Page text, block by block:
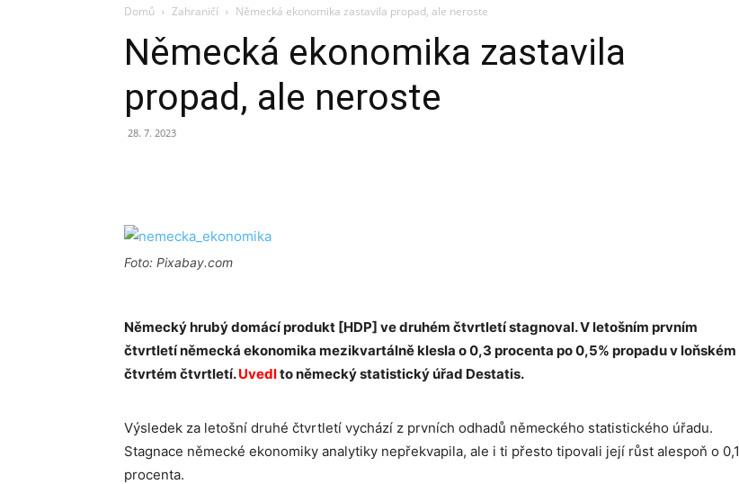
Domů Zahraničí Německá ekonomika zastavila propad, ale neroste
Německá ekonomika zastavila
propad, ale neroste
28. 7. 2023
Foto: Pixabay.com
Německý hrubý domácí produkt [HDP] ve druhém čtvrtletí stagnoval. V letošním prvním
čtvrtletí německá ekonomika mezikvartálně klesla o 0,3 procenta po 0,5% propadu v loňském
čtvrtém čtvrtletí.Uvedlto německý statistický úřad Destatis.
Výsledek za letošní druhé čtvrtletí vychází z prvních odhadů německého statistického úřadu.
Stagnace německé ekonomiky analytiky nepřekvapila, ale i ti přesto tipovali její růst alespoň o 0,1
procenta.